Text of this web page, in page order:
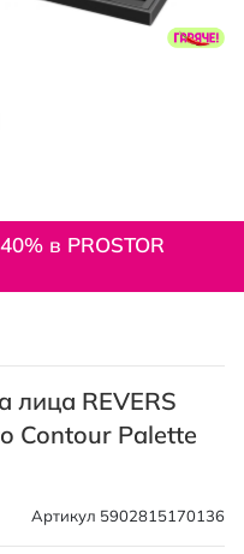
в PROSTOR
лица REVERS
Contour Palette
Артикул 5902815170136